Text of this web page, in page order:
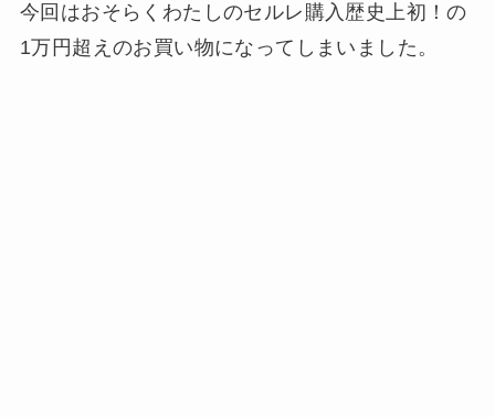
今回はおそらくわたしのセルレ購入歴史上初！の
1万円超えのお買い物になってしまいました。